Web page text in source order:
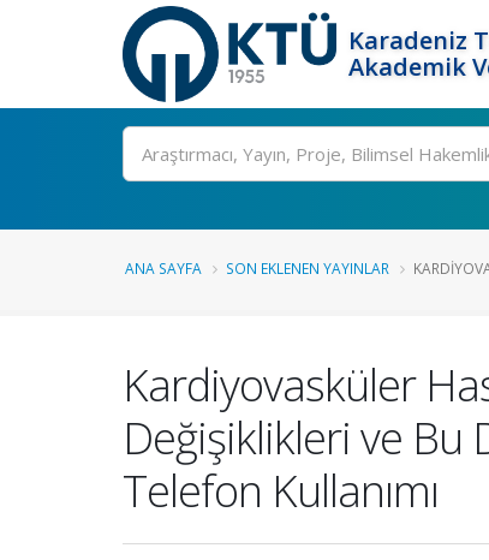
Karadeniz
Akademik
Ara
ANA SAYFA SON EKLENEN YAYINLAR
Kardiyovasküler
Değişiklikleri ve Bu
Telefon Kullanımı